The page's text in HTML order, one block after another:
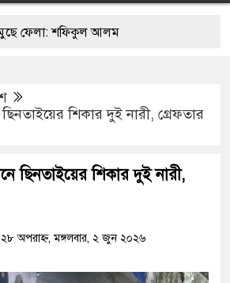
ফেলা: শফিকুল আলম
মর/দেহ
নেতাকর্মীরা
নয়: ট্রাম্পের শীর্ষ
জবাব দেবে তিন
শিকার দুই নারী, গ্রেফতার
ছিনতাইয়ের শিকার দুই নারী,
অপরাহ্ন, মঙ্গলবার, ২ জুন ২০২৬